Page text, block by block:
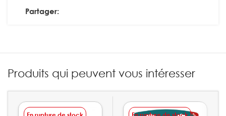
Partager:
Produits qui peuvent vous intéresser